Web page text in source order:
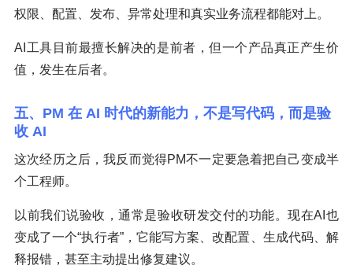
权限、配置、发布、异常处理和真实业务流程都能对上。
AI工具目前最擅长解决的是前者，但一个产品真正产生价
值，发生在后者。
五、PM 在 AI 时代的新能力，不是写代码，而是验
收 AI
这次经历之后，我反而觉得PM不一定要急着把自己变成半
个工程师。
以前我们说验收，通常是验收研发交付的功能。现在AI也
变成了一个“执行者”，它能写方案、改配置、生成代码、解
释报错，甚至主动提出修复建议。